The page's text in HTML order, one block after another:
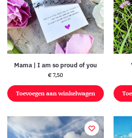
Mama | I am so proud of you
€7,50
Toevoegen aan winkelwagen